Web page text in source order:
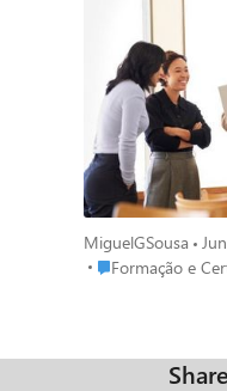
MiguelGSousa
Place Formação e
Formação e